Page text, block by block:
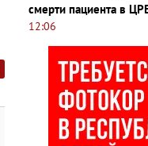
смерти пациента в
12:06